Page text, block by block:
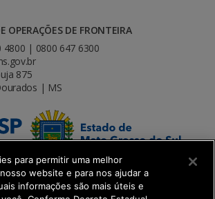
OPERAÇÕES DE FRONTEIRA
4800 | 0800 647 6300
875
| MS
para permitir uma melhor
website e para nos ajudar a
informações são mais úteis e